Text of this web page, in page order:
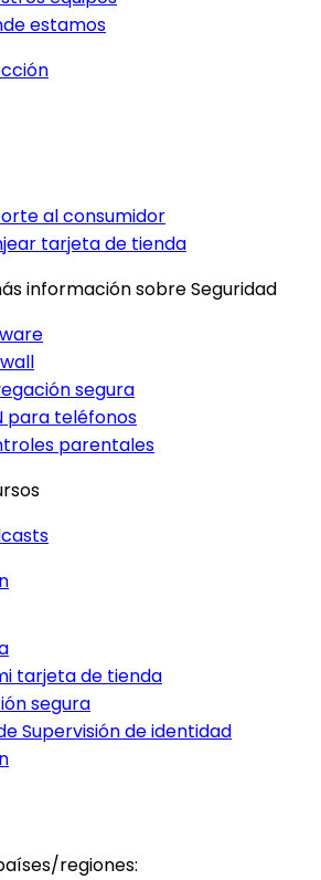
estamos
al consumidor
tarjeta de tienda
información sobre Seguridad
segura
para teléfonos
parentales
tarjeta de tienda
segura
Supervisión de identidad
regiones: